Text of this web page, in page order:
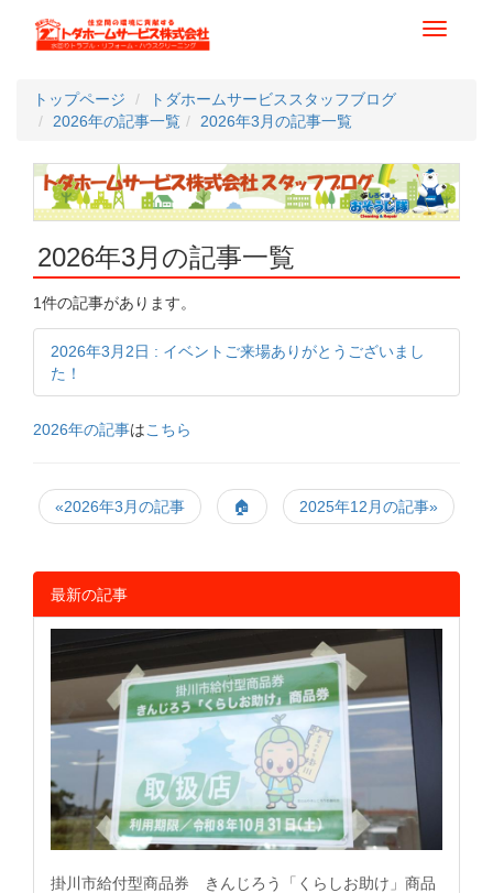
Toggle
トップページ
トダホームサービススタッフブログ
2026年の記事一覧
2026年3月の記事一覧
2026年3月の記事一覧
1件の記事があります。
2026年3月2日 : イベントご来場ありがとうございまし
た！
2026年の記事はこちら
«2026年3月の記事 🏠 2025年12月の記事»
最新の記事
掛川市給付型商品券 きんじろう「くらしお助け」商品